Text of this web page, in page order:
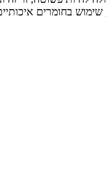
בחומרים איכותיים